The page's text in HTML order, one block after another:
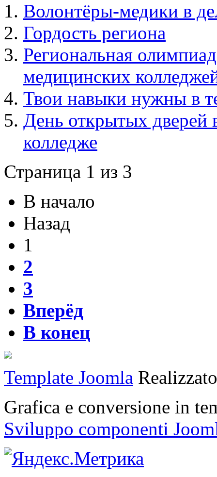
Волонтёры-медики в
Гордость региона
Региональная
медицинских
Твои навыки нужны в
День открытых
колледже
Страница 1 из 3
В начало
Назад
1
2
3
Вперёд
В конец
Template Joomla
Grafica e conversione in
Sviluppo componenti